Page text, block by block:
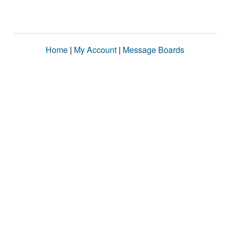
Home | My Account | Message Boards